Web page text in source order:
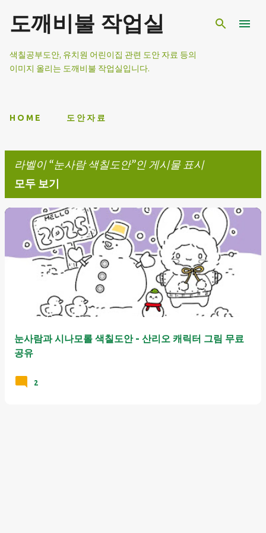
기본 콘텐츠로 건너뛰기
도깨비불 작업실
색칠공부도안, 유치원 어린이집 관련 도안 자료 등의
이미지 올리는 도깨비불 작업실입니다.
H O M E 도 안 자 료
라벨이 눈사람 색칠도안 인 게시물 표시
모두 보기
눈사람과 시나모롤 색칠도안 - 산리오 캐릭터 그림 무료
공유
2